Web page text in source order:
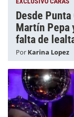
Desde
Martín Pepa
falta de
Por Karina Lopez